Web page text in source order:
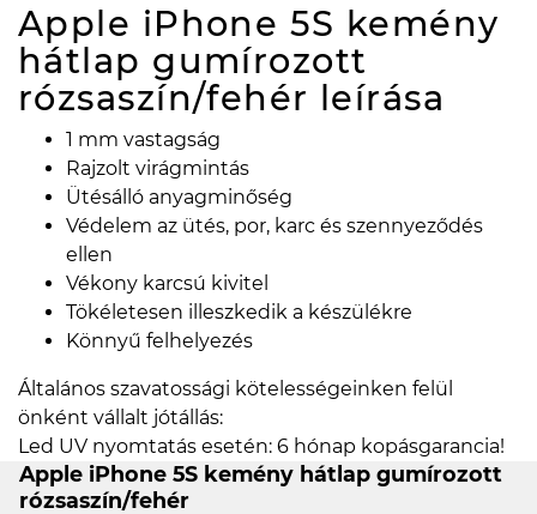
Apple iPhone 5S kemény
hátlap gumírozott
rózsaszín/fehér leírása
1 mm vastagság
Rajzolt virágmintás
Ütésálló anyagminőség
Védelem az ütés, por, karc és szennyeződés
ellen
Vékony karcsú kivitel
Tökéletesen illeszkedik a készülékre
Könnyű felhelyezés
Általános szavatossági kötelességeinken felül
önként vállalt jótállás:
Led UV nyomtatás esetén: 6 hónap kopásgarancia!
Apple iPhone 5S kemény hátlap gumírozott
rózsaszín/fehér